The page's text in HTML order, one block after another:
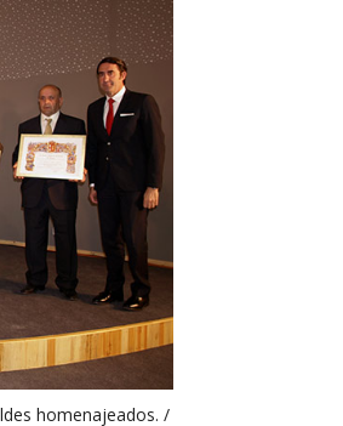
homenajeados. /